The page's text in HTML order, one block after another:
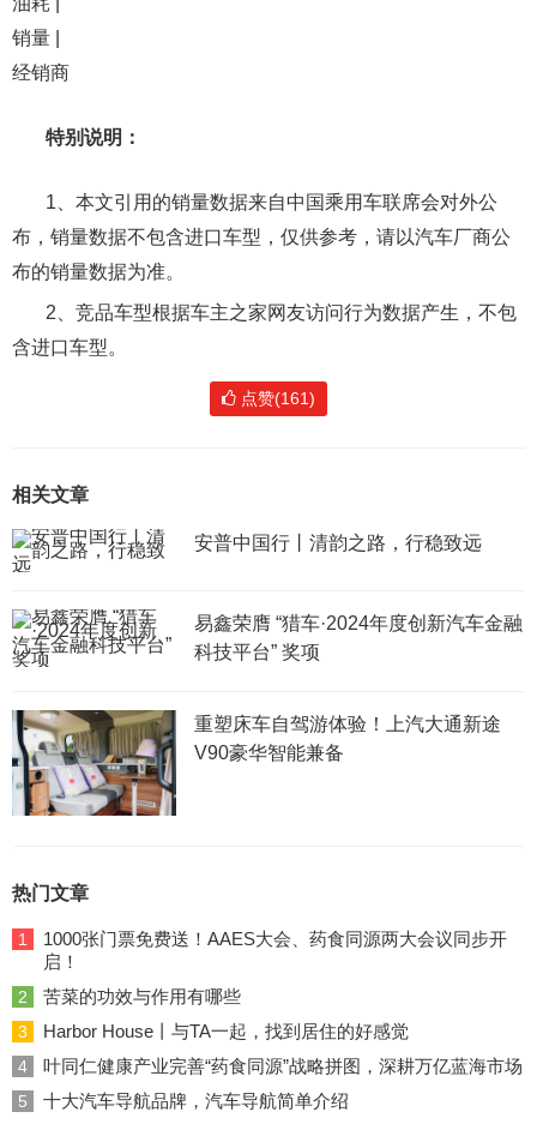
销量 |
经销商
特别说明：
1、本文引用的销量数据来自中国乘用车联席会对外公
布，销量数据不包含进口车型，仅供参考，请以汽车厂商公
布的销量数据为准。
2、竞品车型根据车主之家网友访问行为数据产生，不包
含进口车型。
点赞(161)
相关文章
安普中国行丨清韵之路，行稳致远
易鑫荣膺 “猎车·2024年度创新汽车金融
科技平台” 奖项
重塑床车自驾游体验！上汽大通新途
V90豪华智能兼备
热门文章
1
1000张门票免费送！AAES大会、药食同源两大会议同步开
启！
2 苦菜的功效与作用有哪些
3 Harbor House丨与TA一起，找到居住的好感觉
4 叶同仁健康产业完善“药食同源”战略拼图，深耕万亿蓝海市场
5 十大汽车导航品牌，汽车导航简单介绍